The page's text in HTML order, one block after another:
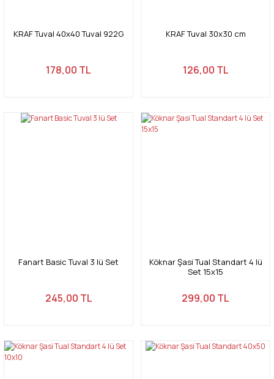
KRAF Tuval 40x40 Tuval 922G
178,00 TL
KRAF Tuval 30x30 cm
126,00 TL
Fanart Basic Tuval 3 lü Set
245,00 TL
Köknar Şasi Tual Standart 4 lü
Set 15x15
299,00 TL